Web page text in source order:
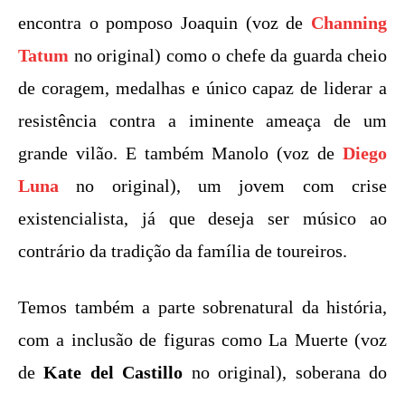
encontra o pomposo Joaquin (voz de Channing
Tatum no original) como o chefe da guarda cheio
de coragem, medalhas e único capaz de liderar a
resistência contra a iminente ameaça de um
grande vilão. E também Manolo (voz de Diego
Luna no original), um jovem com crise
existencialista, já que deseja ser músico ao
contrário da tradição da família de toureiros.
Temos também a parte sobrenatural da história,
com a inclusão de figuras como La Muerte (voz
deKate del Castillo no original), soberana do